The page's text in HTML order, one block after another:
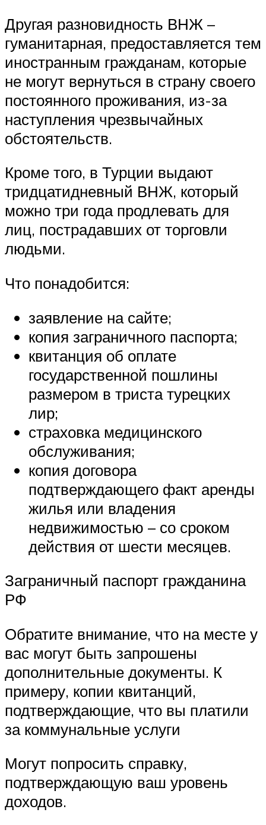
Другая разновидность ВНЖ –
гуманитарная, предоставляется тем
иностранным гражданам, которые
не могут вернуться в страну своего
постоянного проживания, из-за
наступления чрезвычайных
обстоятельств.
Кроме того, в Турции выдают
тридцатидневный ВНЖ, который
можно три года продлевать для
лиц, пострадавших от торговли
людьми.
Что понадобится:
заявление на сайте;
копия заграничного паспорта;
квитанция об оплате
государственной пошлины
размером в триста турецких
лир;
страховка медицинского
обслуживания;
копия договора
подтверждающего факт аренды
жилья или владения
недвижимостью – со сроком
действия от шести месяцев.
Заграничный паспорт гражданина
РФ
Обратите внимание, что на месте у
вас могут быть запрошены
дополнительные документы. К
примеру, копии квитанций,
подтверждающие, что вы платили
за коммунальные услуги
Могут попросить справку,
подтверждающую ваш уровень
доходов.